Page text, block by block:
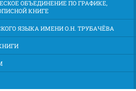
ОБЪЕДИНЕНИЕ ПО ГРАФИКЕ,
КНИГЕ
ЯЗЫКА ИМЕНИ О.Н. ТРУБАЧЁВА